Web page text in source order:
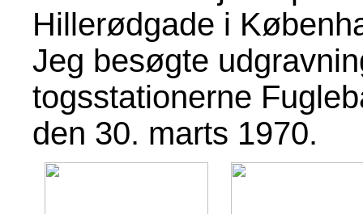
Hillerødgade i
Jeg besøgte
togsstationerne
den 30. marts 1970.